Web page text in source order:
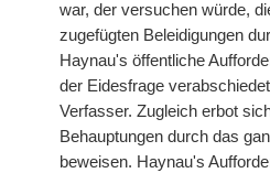
war, der versuchen würde,
zugefügten Beleidigungen
Haynau's öffentliche
der Eidesfrage
Verfasser. Zugleich erbot
Behauptungen durch das
beweisen. Haynau's